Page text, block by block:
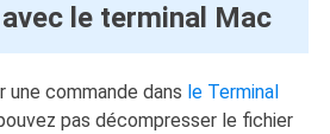
le terminal Mac
commande dans le Terminal
pas décompresser le fichier